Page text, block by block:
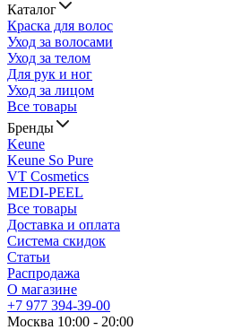
Каталог
Краска для волос
Уход за волосами
Уход за телом
Для рук и ног
Уход за лицом
Все товары
Бренды
Keune
Keune So Pure
VT Cosmetics
MEDI-PEEL
Все товары
Доставка и оплата
Система скидок
Статьи
Распродажа
О магазине
+7 977 394-39-00
Москва 10:00 - 20:00